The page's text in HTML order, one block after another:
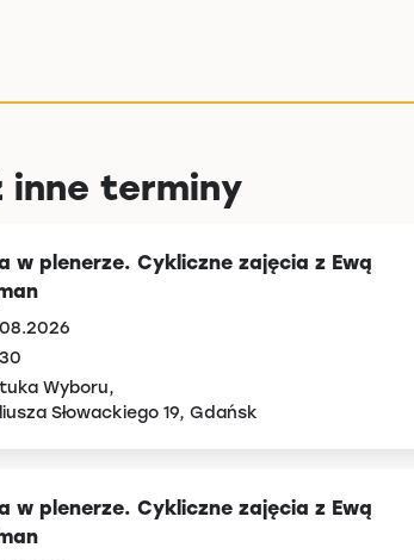
inne terminy
w plenerze. Cykliczne zajęcia z Ewą
Wyboru,
Słowackiego 19, Gdańsk
w plenerze. Cykliczne zajęcia z Ewą